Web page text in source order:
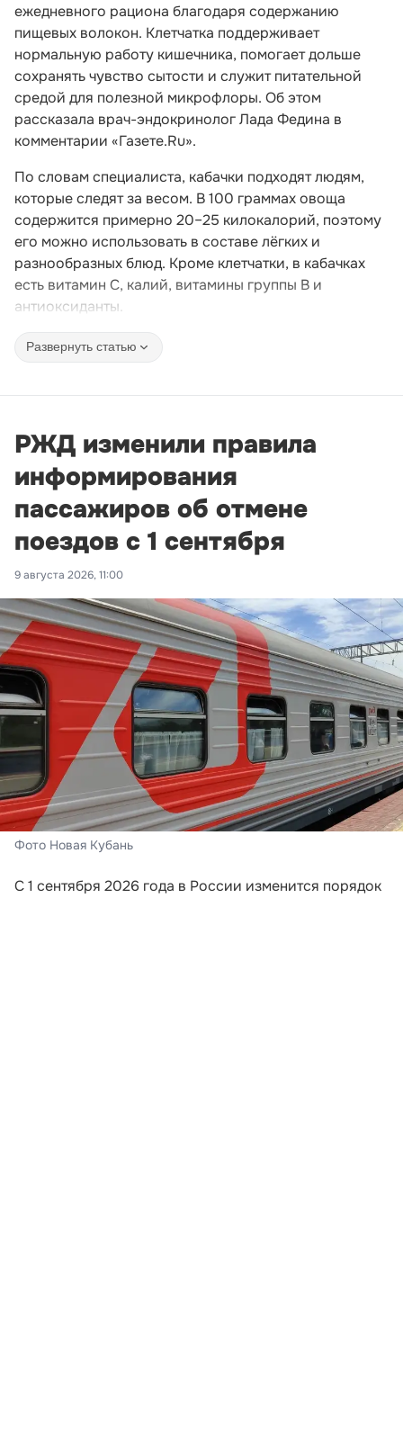
ежедневного рациона благодаря содержанию
пищевых волокон. Клетчатка поддерживает
нормальную работу кишечника, помогает дольше
сохранять чувство сытости и служит питательной
средой для полезной микрофлоры. Об этом
рассказала врач-эндокринолог Лада Федина в
комментарии «Газете.Ru».
По словам специалиста, кабачки подходят людям,
которые следят за весом. В 100 граммах овоща
содержится примерно 20–25 килокалорий, поэтому
его можно использовать в составе лёгких и
разнообразных блюд. Кроме клетчатки, в кабачках
есть витамин C, калий, витамины группы B и
антиоксиданты.
Развернуть статью
РЖД изменили правила
информирования
пассажиров об отмене
поездов с 1 сентября
9 августа 2026, 11:00
Фото Новая Кубань
С 1 сентября 2026 года в России изменится порядок